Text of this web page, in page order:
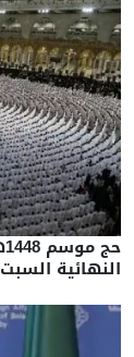
النهائية السبت 15 أوت